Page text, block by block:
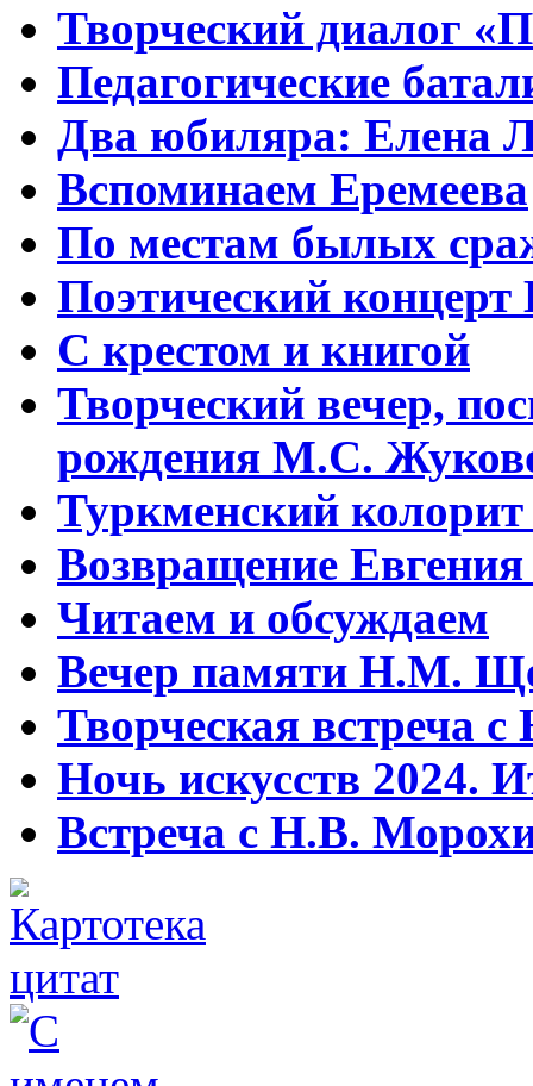
Творческий диалог
Педагогические
Два юбиляра: Елена
Вспоминаем Еремеева
По местам былых
Поэтический
С крестом и книгой
Творческий вечер,
рождения М.С.
Туркменский колорит
Возвращение
Читаем и обсуждаем
Вечер памяти Н.М.
Творческая встреча
Ночь искусств 2024.
Встреча с Н.В.